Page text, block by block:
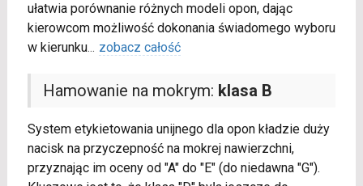
ułatwia porównanie różnych modeli opon, dając
kierowcom możliwość dokonania świadomego wyboru
w kierunku... zobacz całość
Hamowanie na mokrym: klasa B
System etykietowania unijnego dla opon kładzie duży
nacisk na przyczepność na mokrej nawierzchni,
przyznając im oceny od "A" do "E" (do niedawna "G").